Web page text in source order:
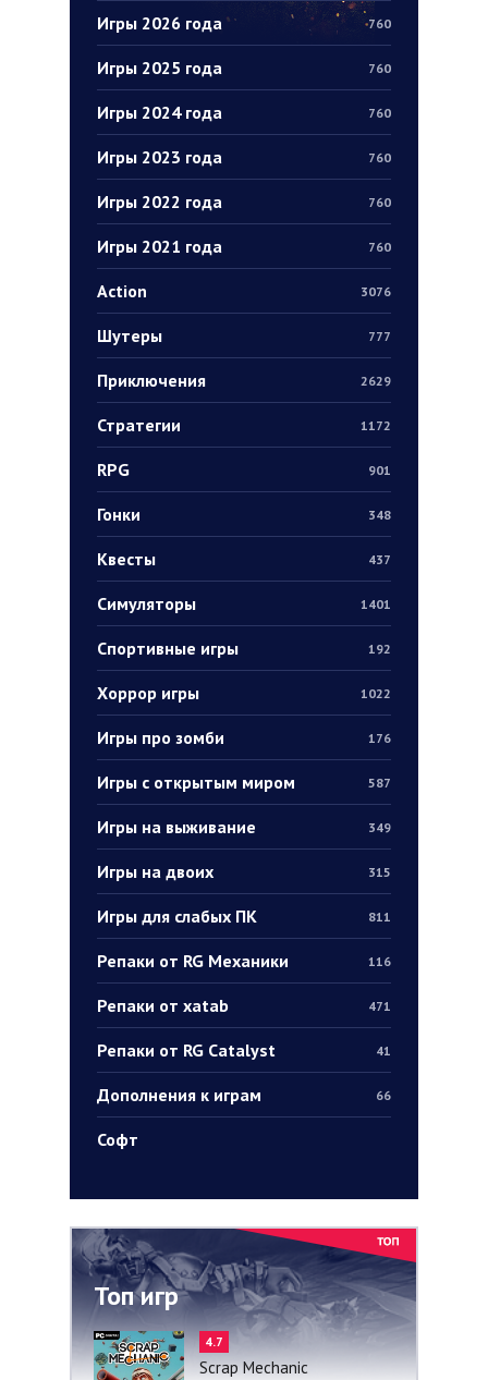
Игры 2026 года 760
Игры 2025 года 760
Игры 2024 года 760
Игры 2023 года 760
Игры 2022 года 760
Игры 2021 года 760
Action 3076
Шутеры 777
Приключения 2629
Стратегии 1172
RPG 901
Гонки 348
Квесты 437
Симуляторы 1401
Спортивные игры 192
Хоррор игры 1022
Игры про зомби 176
Игры с открытым миром 587
Игры на выживание 349
Игры на двоих 315
Игры для слабых ПК 811
Репаки от RG Механики 116
Репаки от xatab 471
Репаки от RG Catalyst 41
Дополнения к играм 66
Софт
Топ игр
4.7
Scrap Mechanic